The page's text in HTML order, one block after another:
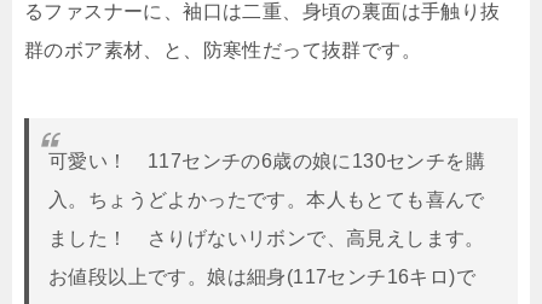
るファスナーに、袖口は二重、身頃の裏面は手触り抜
群のボア素材、と、防寒性だって抜群です。
可愛い！ 117センチの6歳の娘に130センチを購
入。ちょうどよかったです。本人もとても喜んで
ました！ さりげないリボンで、高見えします。
お値段以上です。娘は細身(117センチ16キロ)で